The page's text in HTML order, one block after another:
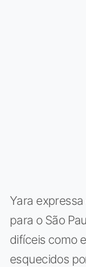
Yara
para o São
difíceis como
esquecidos